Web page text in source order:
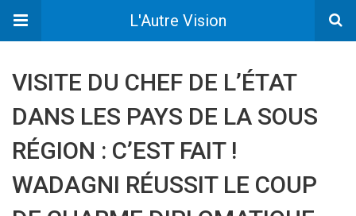
L'Autre Vision
VISITE DU CHEF DE L’ÉTAT
DANS LES PAYS DE LA SOUS
RÉGION : C’EST FAIT !
WADAGNI RÉUSSIT LE COUP